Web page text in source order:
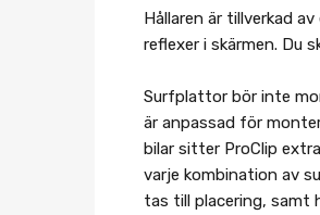
Hållaren är tillverkad
reflexer i skärmen. Du
Surfplattor bör inte
är anpassad för
bilar sitter ProClip
varje kombination av
tas till placering, samt